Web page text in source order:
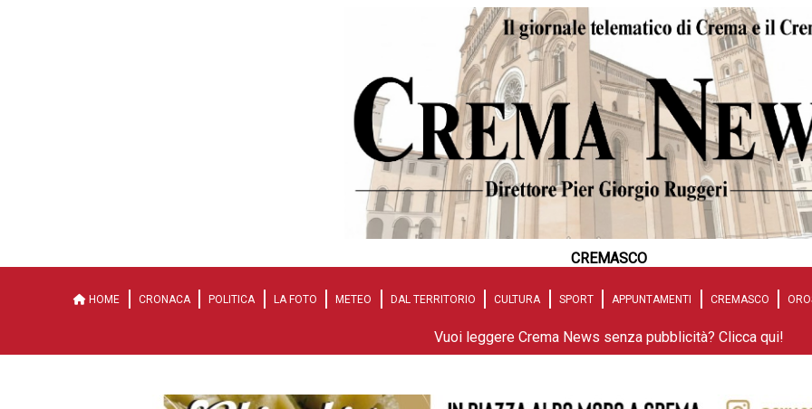
CREMASCO
HOME CRONACA POLITICA LA FOTO METEO DAL TERRITORIO CULTURA SPORT APPUNTAMENTI CREMASCO
Vuoi leggere Crema News senza pubblicità? Clicca qui!